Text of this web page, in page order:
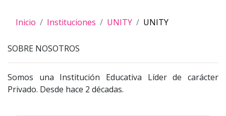
Inicio Instituciones UNITY UNITY
SOBRE NOSOTROS
Somos una Institución Educativa Líder de carácter
Privado. Desde hace 2 décadas.